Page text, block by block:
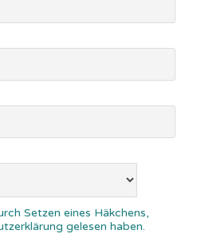
Setzen eines Häkchens,
gelesen haben.